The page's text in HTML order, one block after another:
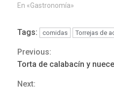
En «Gastronomía»
Tags: comidas Torrejas de
Continue
Reading
Previous:
Torta de calabacín y
Next: